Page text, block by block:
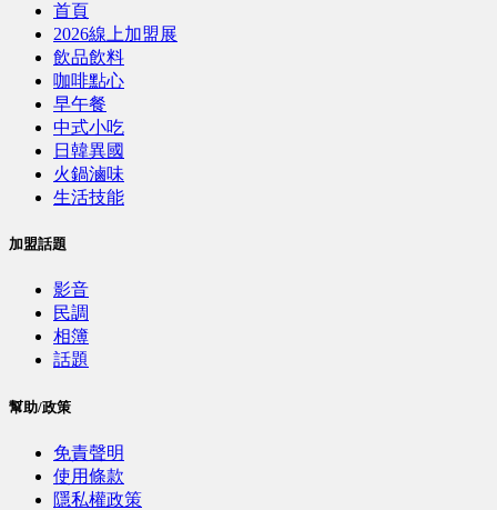
首頁
2026線上加盟展
飲品飲料
咖啡點心
早午餐
中式小吃
日韓異國
火鍋滷味
生活技能
加盟話題
影音
民調
相簿
話題
幫助/政策
免責聲明
使用條款
隱私權政策